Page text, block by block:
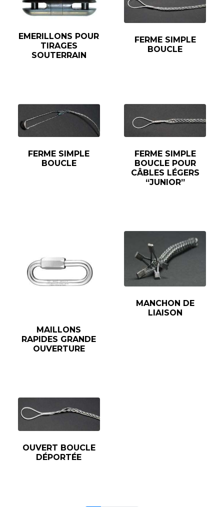
EMERILLONS POUR
TIRAGES
SOUTERRAIN
FERME SIMPLE
BOUCLE
FERME SIMPLE
BOUCLE
FERME SIMPLE
BOUCLE POUR
CÂBLES LÉGERS
“JUNIOR”
MAILLONS
RAPIDES GRANDE
OUVERTURE
MANCHON DE
LIAISON
OUVERT BOUCLE
DÉPORTÉE